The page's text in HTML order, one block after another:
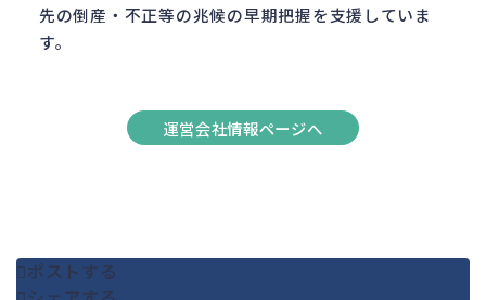
先の倒産・不正等の兆候の早期把握を支援していま
す。
運営会社情報ページへ
ポストする